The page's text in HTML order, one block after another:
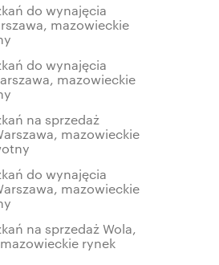
do wynajęcia
mazowieckie
do wynajęcia
mazowieckie
na sprzedaż
mazowieckie
do wynajęcia
mazowieckie
na sprzedaż Wola,
rynek